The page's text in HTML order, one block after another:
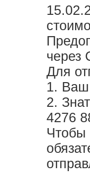
через
Для
1. Ваш
2.
4276
Чтобы